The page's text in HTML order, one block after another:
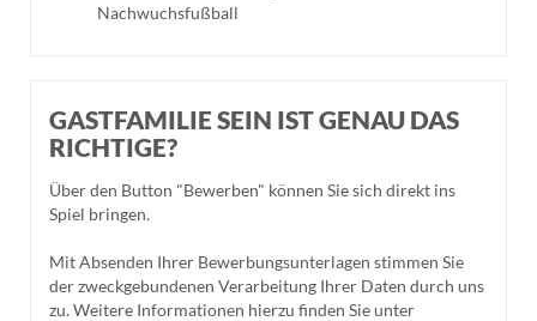
Nachwuchsfußball
GASTFAMILIE SEIN IST GENAU DAS
RICHTIGE?
Über den Button "Bewerben" können Sie sich direkt ins
Spiel bringen.
Mit Absenden Ihrer Bewerbungsunterlagen stimmen Sie
der zweckgebundenen Verarbeitung Ihrer Daten durch uns
zu. Weitere Informationen hierzu finden Sie unter